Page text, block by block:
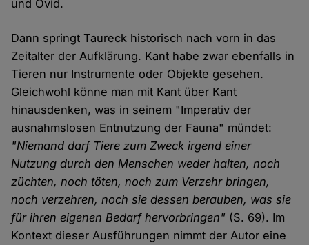
und Ovid.
Dann springt Taureck historisch nach vorn in das
Zeitalter der Aufklärung. Kant habe zwar ebenfalls in
Tieren nur Instrumente oder Objekte gesehen.
Gleichwohl könne man mit Kant über Kant
hinausdenken, was in seinem "Imperativ der
ausnahmslosen Entnutzung der Fauna" mündet:
"Niemand darf Tiere zum Zweck irgend einer
Nutzung durch den Menschen weder halten, noch
züchten, noch töten, noch zum Verzehr bringen,
noch verzehren, noch sie dessen berauben, was sie
für ihren eigenen Bedarf hervorbringen" (S. 69). Im
Kontext dieser Ausführungen nimmt der Autor eine